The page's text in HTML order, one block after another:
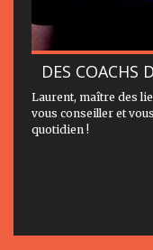
DES COACHS
Laurent, maître des
vous conseiller et
quotidien !